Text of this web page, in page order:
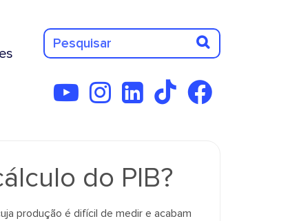
do PIB?
produção é difícil de medir e acabam